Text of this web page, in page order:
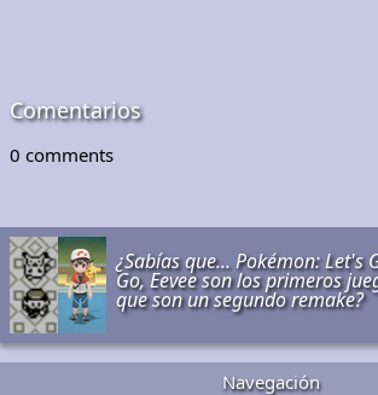
Comentarios
0 comments
¿Sabías que... Pokémon: Let's
Go, Eevee son los primeros
que son un segundo remake?
Navegación